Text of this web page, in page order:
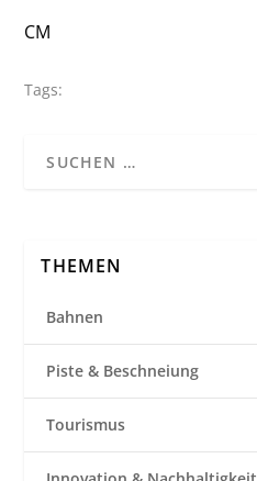
CM
Tags:
THEMEN
Bahnen
Piste & Beschneiung
Tourismus